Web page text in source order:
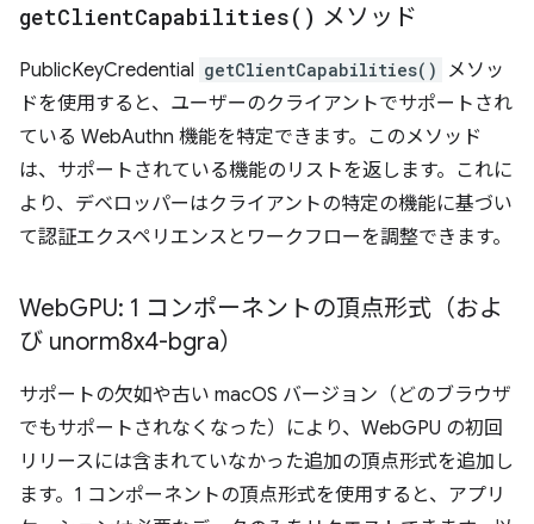
getClientCapabilities( ) メソッド
PublicKeyCredential getClientCapabilities()
メソッ
ドを使用すると、ユーザーのクライアントでサポートされ
ている WebAuthn 機能を特定できます。このメソッド
は、サポートされている機能のリストを返します。これに
より、デベロッパーはクライアントの特定の機能に基づい
て認証エクスペリエンスとワークフローを調整できます。
WebGPU: 1 コンポーネントの頂点形式（およ
び unorm8x4-bgra）
サポートの欠如や古い macOS バージョン（どのブラウザ
でもサポートされなくなった）により、WebGPU の初回
リリースには含まれていなかった追加の頂点形式を追加し
ます。1 コンポーネントの頂点形式を使用すると、アプリ